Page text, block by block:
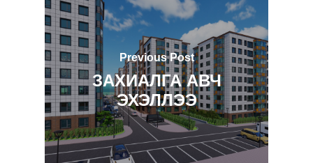
Previous Post
ЗАХИАЛГА АВЧ
ЭХЭЛЛЭЭ